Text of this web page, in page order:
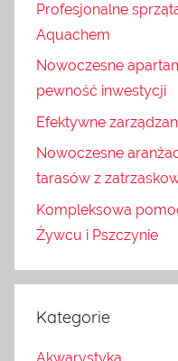
Profesjonalne
Aquachem
Nowoczesne
pewność inwestycji
Efektywne
Nowoczesne
tarasów z
Kompleksowa
Żywcu i Pszczynie
Kategorie